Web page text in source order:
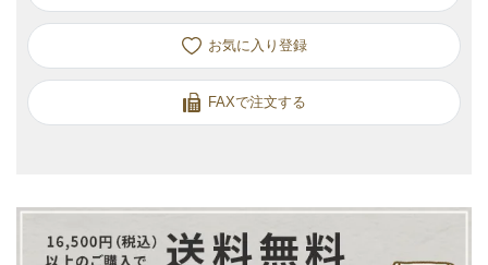
お気に入り
FAXで注文する